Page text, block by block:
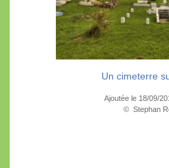
Un cimeterre
Ajoutée le 18/09/
© Stephan